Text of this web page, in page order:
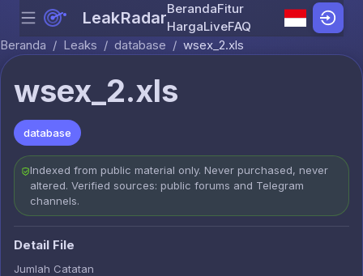
Skip to content
Menu LeakRadarBerandaFitur
HargaLiveFAQ
Beranda / Leaks / database / wsex_2.xls
wsex_2.xls
database
Indexed from public material only. Never purchased, never
altered. Verified sources: public forums and Telegram
channels.
Detail File
Jumlah Catatan